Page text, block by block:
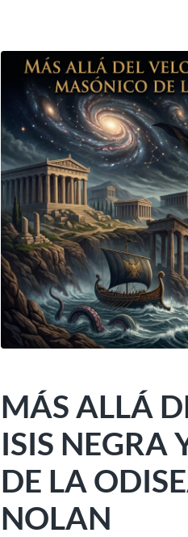
MÁS ALLÁ
ISIS NEGRA
DE LA
NOLAN